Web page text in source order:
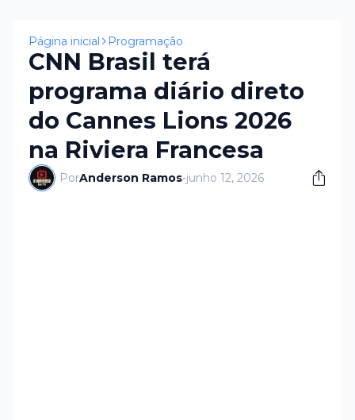
Página inicial Programação
CNN Brasil terá
programa diário direto
do Cannes Lions 2026
na Riviera Francesa
PorAnderson Ramos-junho 12, 2026